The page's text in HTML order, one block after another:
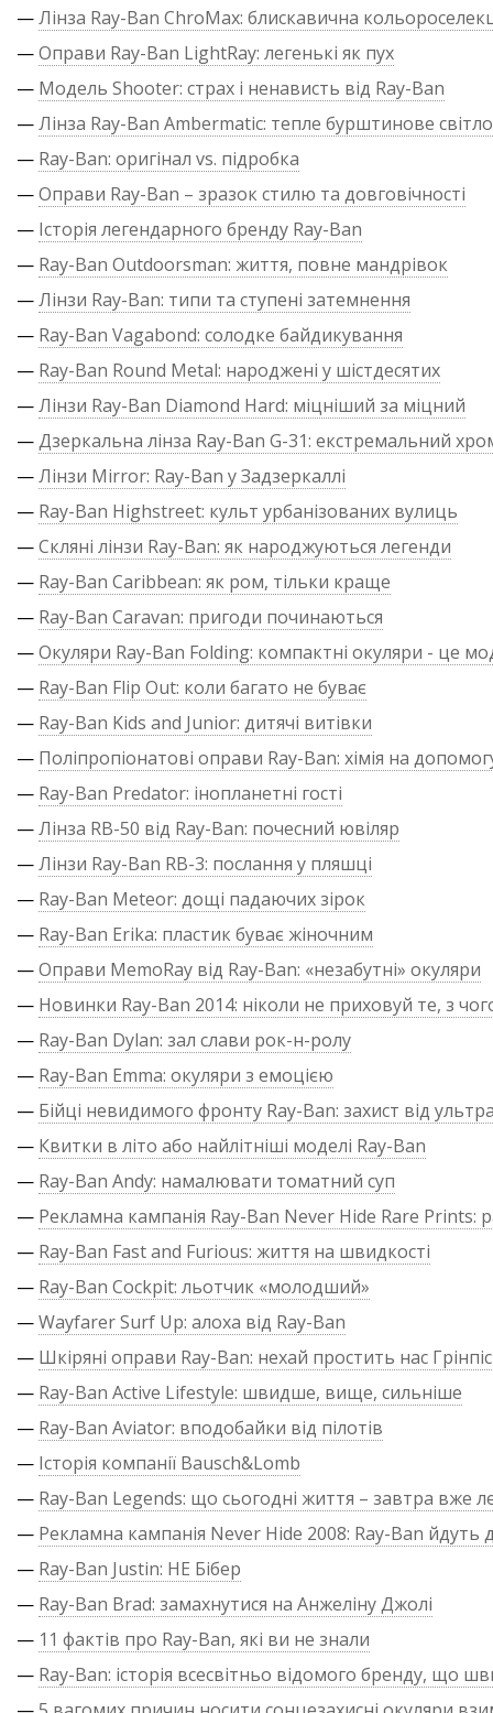
—Лінза Ray-Ban ChroMax: блискавична
—Оправи Ray-Ban LightRay: легенькі як пух
— Модель Shooter: страх і ненависть від Ray-Ban
—Лінза Ray-Ban Ambermatic: тепле бурштинове світло
— Ray-Ban: оригінал vs. підробка
—Оправи Ray-Ban – зразок стилю та довговічності
— Історія легендарного бренду Ray-Ban
— Ray-Ban Outdoorsman: життя, повне мандрівок
—Лінзи Ray-Ban: типи та ступені затемнення
— Ray-Ban Vagabond: солодке байдикування
— Ray-Ban Round Metal: народжені у шістдесятих
—Лінзи Ray-Ban Diamond Hard: міцніший за міцний
—Дзеркальна лінза Ray-Ban G-31: екстремальний
—Лінзи Mirror: Ray-Ban у Задзеркаллі
— Ray-Ban Highstreet: культ урбанізованих вулиць
—Скляні лінзи Ray-Ban: як народжуються легенди
— Ray-Ban Caribbean: як ром, тільки краще
— Ray-Ban Caravan: пригоди починаються
—Окуляри Ray-Ban Folding: компактні окуляри - це
— Ray-Ban Flip Out: коли багато не буває
— Ray-Ban Kids and Junior: дитячі витівки
— Поліпропіонатові оправи Ray-Ban: хімія на
— Ray-Ban Predator: інопланетні гості
—Лінза RB-50 від Ray-Ban: почесний ювіляр
—Лінзи Ray-Ban RB-3: послання у пляшці
— Ray-Ban Meteor: дощі падаючих зірок
— Ray-Ban Erika: пластик буває жіночним
—Оправи MemoRay від Ray-Ban: «незабутні» окуляри
— Новинки Ray-Ban 2014: ніколи не приховуй те, з
— Ray-Ban Dylan: зал слави рок-н-ролу
— Ray-Ban Emma: окуляри з емоцією
— Бійці невидимого фронту Ray-Ban: захист від
— Квитки в літо або найлітніші моделі Ray-Ban
— Ray-Ban Andy: намалювати томатний суп
— Рекламна кампанія Ray-Ban Never Hide Rare Prints:
— Ray-Ban Fast and Furious: життя на швидкості
— Ray-Ban Cockpit: льотчик «молодший»
—Wayfarer Surf Up: алоха від Ray-Ban
— Шкіряні оправи Ray-Ban: нехай простить нас Грінпіс
— Ray-Ban Active Lifestyle: швидше, вище, сильніше
— Ray-Ban Aviator: вподобайки від пілотів
— Історія компанії Bausch&Lomb
— Ray-Ban Legends: що сьогодні життя – завтра вже
— Рекламна кампанія Never Hide 2008: Ray-Ban йдуть
— Ray-Ban Justin: НЕ Бібер
— Ray-Ban Brad: замахнутися на Анжеліну Джолі
— 11 фактів про Ray-Ban, які ви не знали
— Ray-Ban: історія всесвітньо відомого бренду, що